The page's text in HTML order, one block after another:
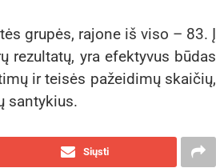
grupės, rajone iš viso – 83. Į
rezultatų, yra efektyvus būdas
ir teisės pažeidimų skaičių,
santykius.
Siųsti